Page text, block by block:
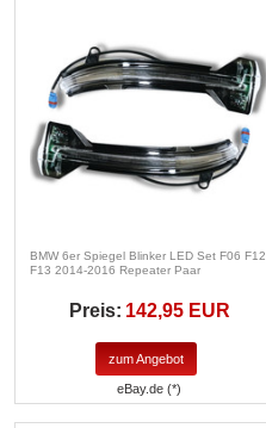
BMW 6er Spiegel Blinker LED Set F06 F12
F13 2014-2016 Repeater Paar
Preis: 142,95 EUR
zum Angebot
eBay.de (*)